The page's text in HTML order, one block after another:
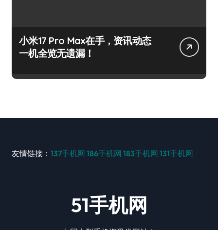
小米17 Pro Max在手，资讯动态
一机全览无遗漏！
友情链接： 137手机网 186手机网 183手机网 131手机网
51手机网